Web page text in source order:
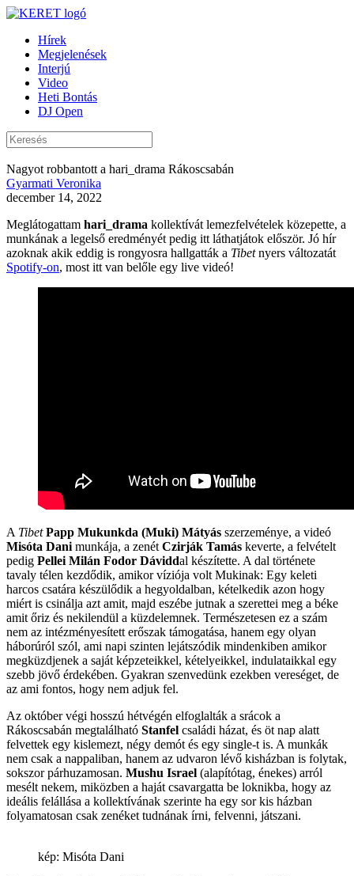
Hírek
Megjelenések
Interjú
Video
Heti Bontás
DJ Open
Nagyot robbantott a hari_drama Rákoscsabán
Gyarmati Veronika
december 14, 2022
Meglátogattam hari_drama kollektívát lemezfelvételek közepette, a
munkának a legelső eredményét pedig itt láthatjátok először. Jó hír
azoknak akik eddig is rongyosra hallgatták a Tibetnyers változatát
Spotify-on, most itt van belőle egy live videó!
A Tibet Papp Mukunkda (Muki) Mátyás szerzeménye, a videó
Misóta Dani munkája, a zenét Czirják Tamás keverte, a felvételt
pedig Pellei Milán Fodor Dáviddal készítette. A dal története
tavaly télen kezdődik, amikor víziója volt Mukinak: Egy keleti
harcos csatára készülődik a hegyoldalban, kételkedik azon hogy
miért is csinálja azt amit, majd eszébe jutnak a szerettei meg a béke
amit őriz és nekilendül a küzdelemnek. Természetesen ez a szám
nem az intézményesített erőszak támogatása, hanem egy olyan
háborúról szól, ami napi szinten lejátszódik mindenkiben amikor
megküzdjenek a saját képzeteikkel, kételyeikkel, indulataikkal egy
szebb jövő érdekében. Gyakran szenvedünk ezekben vereséget, de
az ami fontos, hogy nem adjuk fel.
Az október végi hosszú hétvégén elfoglalták a srácok a
Rákoscsabán megtalálható Stanfel családi házat, és öt nap alatt
felvettek egy kislemezt, négy demót és egy single-t is. A munkák
nem csak a nappaliban, hanem az udvaron lévő kisházban is folytak,
sokszor párhuzamosan. Mushu Israel (alapítótag, énekes) arról
mesélt nekem, miközben a haját csavargatta be loknikba, hogy az
ideális felállása a kollektívának szerinte ha egy sor kis házban
folyamatosan csak zenéket tudnának írni, felvenni, játszani.
kép: Misóta Dani